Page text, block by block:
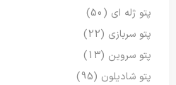
پتو ژله ای (50)
پتو سربازی (22)
پتو سروین (13)
پتو شادیلون (95)